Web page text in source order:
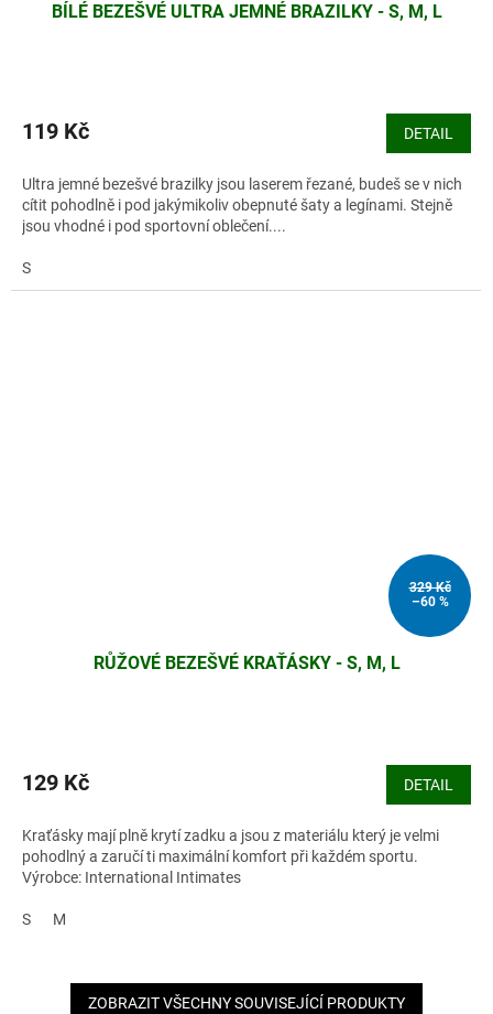
BÍLÉ BEZEŠVÉ ULTRA JEMNÉ BRAZILKY - S, M, L
119 Kč DETAIL
Ultra jemné bezešvé brazilky jsou laserem řezané, budeš se v nich
cítit pohodlně i pod jakýmikoliv obepnuté šaty a legínami. Stejně
jsou vhodné i pod sportovní oblečení....
S
329 Kč
–60 %
RŮŽOVÉ BEZEŠVÉ KRAŤÁSKY - S, M, L
129 Kč DETAIL
Kraťásky mají plně krytí zadku a jsou z materiálu který je velmi
pohodlný a zaručí ti maximální komfort při každém sportu.
Výrobce: International Intimates
S M
ZOBRAZIT VŠECHNY SOUVISEJÍCÍ PRODUKTY